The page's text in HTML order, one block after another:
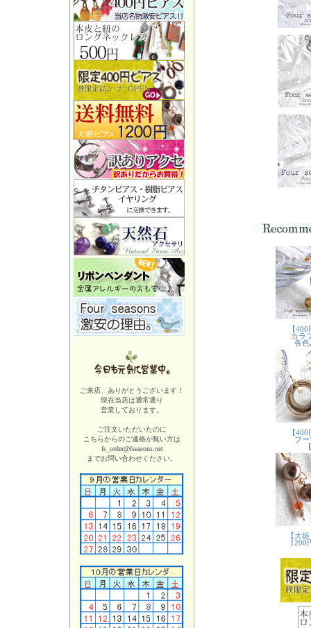
ご来店、ありがとうございます！
現在当店は通常通り
営業しております。
ご注文いただいたのに
こちらからのご連絡が無い方は
fs_order@fseasons.net
までお問い合わせください。